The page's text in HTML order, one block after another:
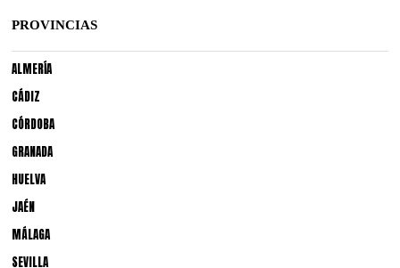
PROVINCIAS
ALMERÍA
CÁDIZ
CÓRDOBA
GRANADA
HUELVA
JAÉN
MÁLAGA
SEVILLA